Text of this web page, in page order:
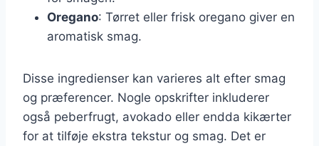
Oregano: Tørret eller frisk oregano giver en
aromatisk smag.
Disse ingredienser kan varieres alt efter smag
og præferencer. Nogle opskrifter inkluderer
også peberfrugt, avokado eller endda kikærter
for at tilføje ekstra tekstur og smag. Det er